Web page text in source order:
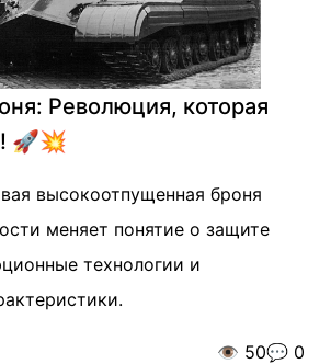
Революция, которая
🚀💥
высокоотпущенная броня
меняет понятие о защите
технологии и
👁️ 50💬 0